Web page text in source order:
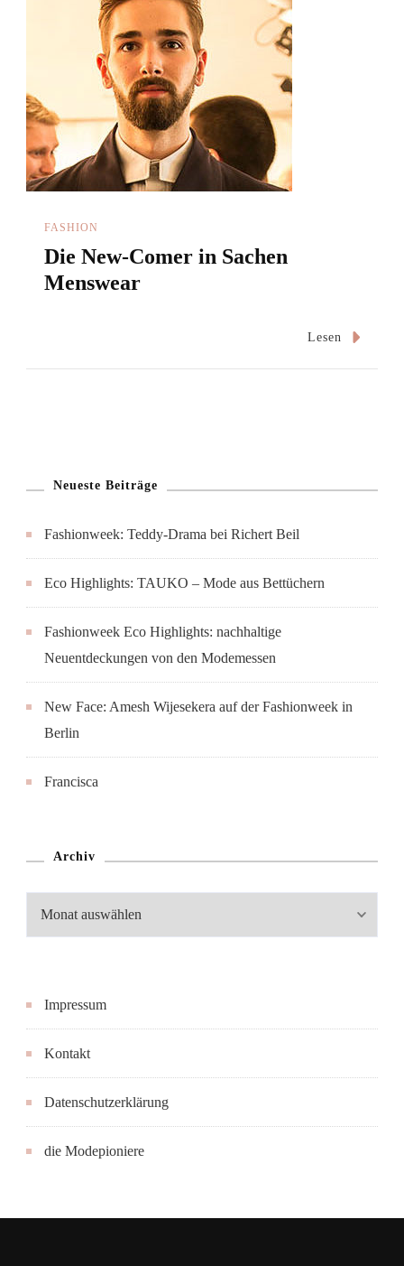
FASHION
Die New-Comer in Sachen
Menswear
Lesen
Neueste Beiträge
Fashionweek: Teddy-Drama bei Richert Beil
Eco Highlights: TAUKO – Mode aus Bettüchern
Fashionweek Eco Highlights: nachhaltige
Neuentdeckungen von den Modemessen
New Face: Amesh Wijesekera auf der Fashionweek in
Berlin
Francisca
Archiv
Impressum
Kontakt
Datenschutzerklärung
die Modepioniere